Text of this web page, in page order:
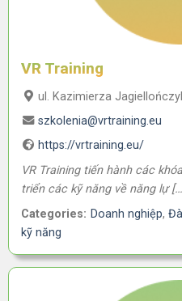
VR Training
ul. Kazimierza
szkolenia@vrtraining.eu
https://vrtraining.eu/
VR Training tiến hành các
triển các kỹ năng về năng lự
Categories: Doanh nghiệp,
kỹ năng